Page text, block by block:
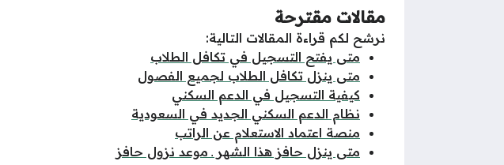
مقالات مقترحة
نرشح لكم قراءة المقالات التالية:
متى يفتح التسجيل في تكافل الطلاب
متى ينزل تكافل الطلاب لجميع الفصول
كيفية التسجيل في الدعم السكني
نظام الدعم السكني الجديد في السعودية
منصة اعتماد الاستعلام عن الراتب
متى ينزل حافز هذا الشهر ـ موعد نزول حافز